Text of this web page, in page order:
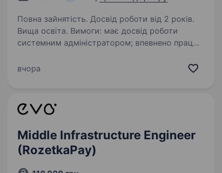
Повна зайнятість. Досвід роботи від 2 років.
Вища освіта. Вимоги: має досвід роботи
системним адміністратором; впевнено працює
роботи з віртуалізацією (VMware vSphere /
вчора
Middle Infrastructure Engineer
(RozetkaPay)